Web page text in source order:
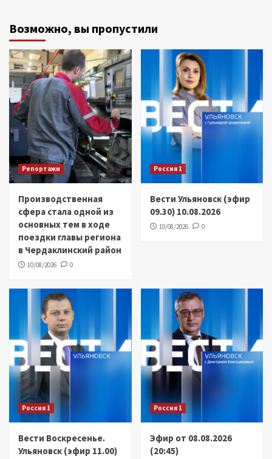
Возможно, вы пропустили
Репортажи
Производственная
сфера стала одной из
основных тем в ходе
поездки главы региона
в Чердаклинский район
10/08/2026 0
Россия 1
Вести Ульяновск (эфир
09.30) 10.08.2026
10/08/2026 0
Россия 1
Вести Воскресенье.
Ульяновск (эфир 11.00)
Россия 1
Эфир от 08.08.2026
(20:45)